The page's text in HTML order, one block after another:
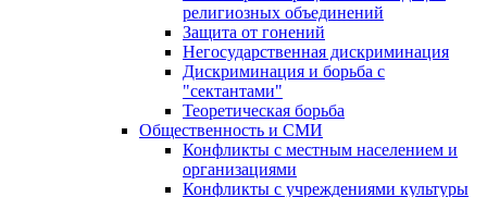
религиозных объединений
Защита от гонений
Негосударственная дискриминация
Дискриминация и борьба с
"сектантами"
Теоретическая борьба
Общественность и СМИ
Конфликты с местным населением и
организациями
Конфликты с учреждениями культуры